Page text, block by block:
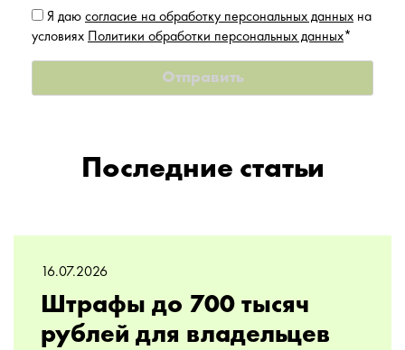
Я даю согласие на обработку персональных данных на
условиях Политики обработки персональных данных*
Последние статьи
16.07.2026
Штрафы до 700 тысяч
рублей для владельцев